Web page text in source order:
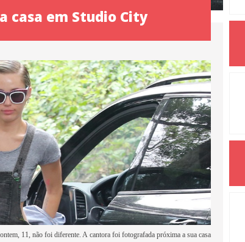
casa em Studio City
11, não foi diferente. A cantora foi fotografada próxima a sua casa